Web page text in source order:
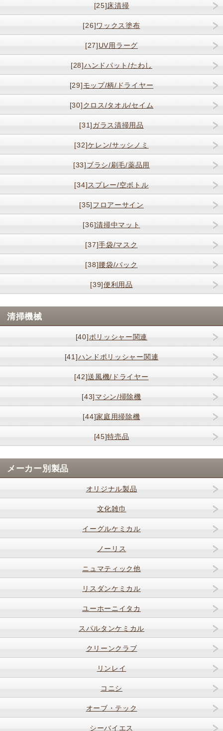
[25]床清掃
[26]ワックス塗布
[27]UV用ラーグ
[28]ハンドパット/たわし
[29]モップ/柄/ドライヤー
[30]クロス/タオル/セイム
[31]ガラス清掃用品
[32]ケレン/サッシノミ
[33]ブラシ/刷毛/薬品用
[34]スプレー/空ボトル
[35]フロアーサイン
[36]清掃中マット
[37]手袋/マスク
[38]腰袋/バック
[39]便利用品
清掃機械
[40]ポリッシャー関連
[41]ハンドポリッシャー関連
[42]送風機/ドライヤー
[43]マシン/掃除機
[44]家庭用掃除機
[45]特売品
メーカー別製品
オリジナル製品
文化雑巾
イーグルケミカル
ノーリス
ニュマティック他
リスダンケミカル
ユーホーニイタカ
スパルタンケミカル
クリーンクラブ
リンレイ
コニシ
オーブ・テック
シーバイエス